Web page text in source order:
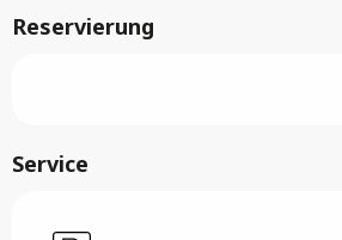
Reservierung
Service